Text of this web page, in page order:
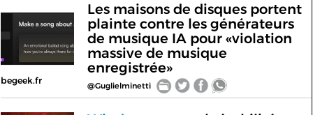
begeek.fr
Les maisons de disques portent
plainte contre les générateurs
de musique IA pour «violation
massive de musique
enregistrée»
@Guglielminetti